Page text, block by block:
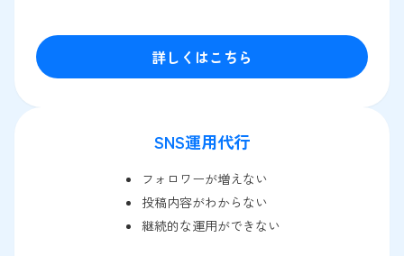
詳しくはこちら
SNS運用代行
フォロワーが増えない
投稿内容がわからない
継続的な運用ができない